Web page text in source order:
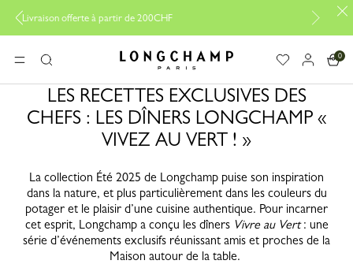
Livraison offerte à partir de 200CHF
MENURechercher Longchamp - Accueil
0
LES RECETTES EXCLUSIVES DES
CHEFS : LES DÎNERS LONGCHAMP «
VIVEZ AU VERT ! »
La collection Été 2025 de Longchamp puise son inspiration
dans la nature, et plus particulièrement dans les couleurs du
potager et le plaisir d’une cuisine authentique. Pour incarner
cet esprit, Longchamp a conçu les dîners Vivre au Vert: une
série d’événements exclusifs réunissant amis et proches de la
Maison autour de la table.